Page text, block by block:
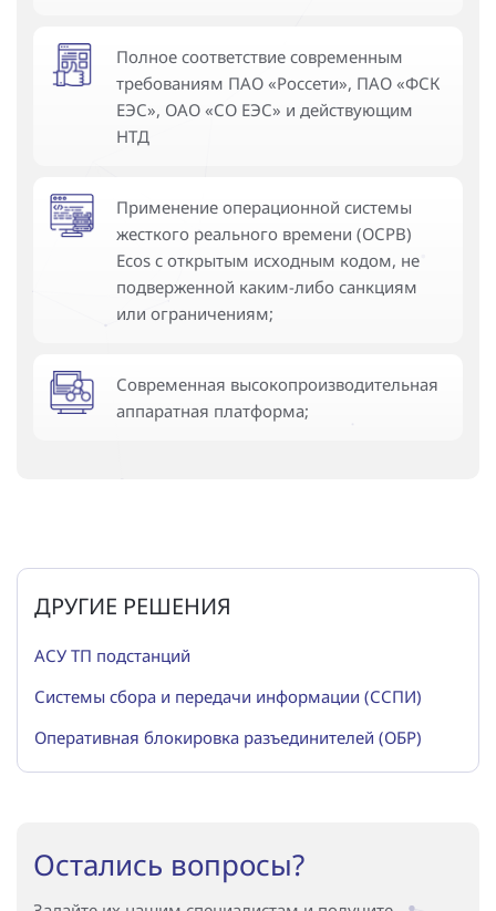
Полное соответствие современным
требованиям ПАО «Россети», ПАО «ФСК
ЕЭС», ОАО «СО ЕЭС» и действующим
НТД
Применение операционной системы
жесткого реального времени (ОСРВ)
Ecos с открытым исходным кодом, не
подверженной каким-либо санкциям
или ограничениям;
Современная высокопроизводительная
аппаратная платформа;
ДРУГИЕ РЕШЕНИЯ
АСУ ТП подстанций
Системы сбора и передачи информации (ССПИ)
Оперативная блокировка разъединителей (ОБР)
Остались вопросы?